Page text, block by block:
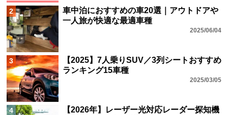
2
車中泊におすすめの車20選｜アウトドアや
一人旅が快適な最適車種
2025/06/04
3
【2025】7人乗りSUV／3列シートおすすめ
ランキング15車種
2025/03/05
4
【2026年】レーザー光対応レーダー探知機